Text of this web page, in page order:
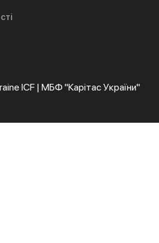
ICF | МБФ "Карітас України"